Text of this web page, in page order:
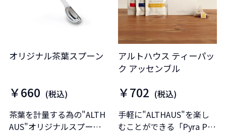
オリジナル茶葉スプーン
￥660 (税込)
茶葉を計量する為の"ALTH
AUS"オリジナルスプーン
アルトハウス ティーパッ
ク アッセンブル
￥702 (税込)
手軽に"ALTHAUS"を楽し
むことができる「Pyra Pac